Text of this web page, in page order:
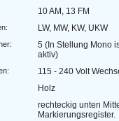
10 AM, 13 FM
LW, MW, KW, UKW
5 (In Stellung Mono
aktiv)
115 - 240 Volt
Holz
rechteckig unten
Markierungsregister.